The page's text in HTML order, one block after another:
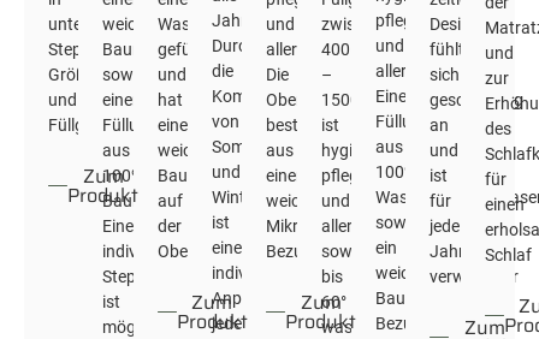
unterschiedlichen
Steppungen,
Größen
und
Füllgewichten.
Zum
Produkt
weichen
Baumwollbezug
sowie
einer
Füllung
aus
100%
Baumwolle.
Eine
individuelle
Steppung
ist
möglich.
Washwool/Naturfaser
gefüllt
und
hat
einen
weichen
Baumwollbezug
auf
der
Oberseite.
Zum
Produkt
Jahreszeiten.
Durch
die
Kombination
von
Sommer
und
Winterdecke
ist
eine
individuelle
Anpassung
jederzeit
und
allergikergeeignet.
Die
Oberseite
besteht
aus
einem
weichen
Mikrofaser-
Bezug.
Zum
Produkt
zwischen
400
–
1500g/m²
ist
hygienisch,
pflegeleicht
und
allergikergeeignet
sowie
bis
60°
waschbar.
pflegeleicht
und
allergikergeeignet.
Eine
Füllung
aus
100%
Washwool/
sowie
ein
weicher
Baumwoll-
Bezug
Design
fühlt
sich
geschmeidig
an
und
ist
für
jede
Jahreszeit
verwendbar
Zum
und
zur
des
für
einen
Schlaf